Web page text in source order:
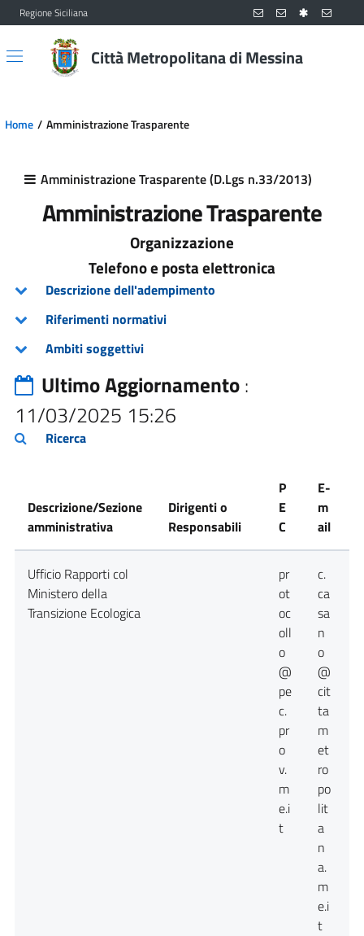
Vai al contenuto principale
Vai al menu principale
Regione Siciliana
Città Metropolitana di Messina
Home Amministrazione Trasparente
Amministrazione Trasparente (D.Lgs n.33/2013)
Amministrazione Trasparente
Organizzazione
Telefono e posta elettronica
Descrizione dell'adempimento
Riferimenti normativi
Ambiti soggettivi
Ultimo Aggiornamento:
11/03/2025 15:26
Ricerca
Descrizione/Sezione
amministrativa
Dirigenti o
Responsabili
P
E
C
E-
m
ail
Ufficio Rapporti col
Ministero della
Transizione Ecologica
pr
ot
oc
oll
o
@
pe
c.
pr
o
v.
m
e.i
t
c.
ca
sa
n
o
@
cit
ta
m
et
ro
po
lit
a
n
a.
m
e.i
t